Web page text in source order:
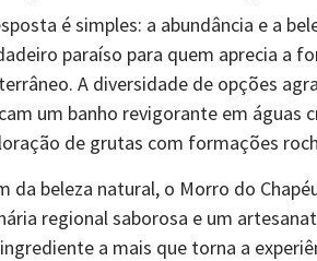
é simples: a abundância e a
paraíso para quem aprecia a
A diversidade de opções
um banho revigorante em águas
de grutas com formações
da beleza natural, o Morro do
regional saborosa e um
a mais que torna a